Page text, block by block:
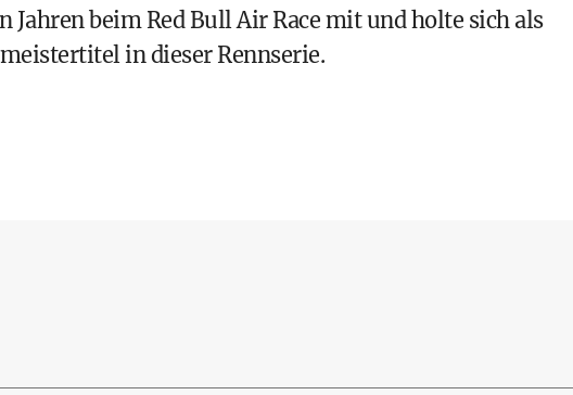
Jahren beim Red Bull Air Race mit und holte sich als
in dieser Rennserie.